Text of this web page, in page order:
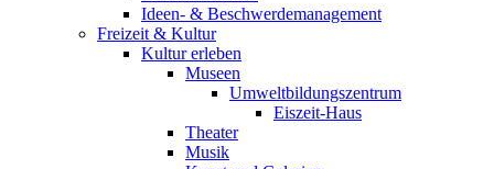
Ideen- & Beschwerdemanagement
Freizeit & Kultur
Kultur erleben
Museen
Umweltbildungszentrum
Eiszeit-Haus
Theater
Musik